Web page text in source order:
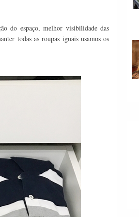
do espaço, melhor visibilidade das
todas as roupas iguais usamos os